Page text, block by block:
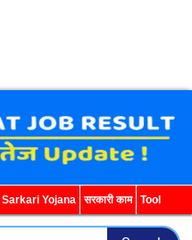
Sarkari Yojana सरकारी काम Tool